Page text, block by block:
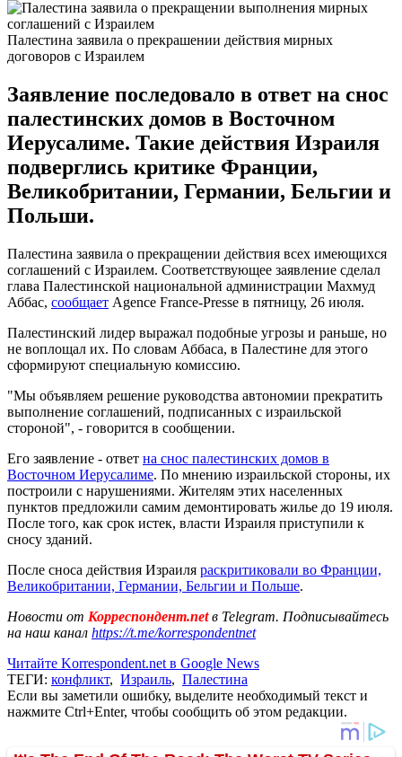
Палестина заявила о прекрашении действия мирных
договоров с Израилем
Заявление последовало в ответ на снос
палестинских домов в Восточном
Иерусалиме. Такие действия Израиля
подверглись критике Франции,
Великобритании, Германии, Бельгии и
Польши.
Палестина заявила о прекращении действия всех имеющихся
соглашений с Израилем. Соответствующее заявление сделал
глава Палестинской национальной администрации Махмуд
Аббас, сообщает Agence France-Presse в пятницу, 26 июля.
Палестинский лидер выражал подобные угрозы и раньше, но
не воплощал их. По словам Аббаса, в Палестине для этого
сформируют специальную комиссию.
"Мы объявляем решение руководства автономии прекратить
выполнение соглашений, подписанных с израильской
стороной", - говорится в сообщении.
Его заявление - ответ на снос палестинских домов в
Восточном Иерусалиме. По мнению израильской стороны, их
построили с нарушениями. Жителям этих населенных
пунктов предложили самим демонтировать жилье до 19 июля.
После того, как срок истек, власти Израиля приступили к
сносу зданий.
После сноса действия Израиля раскритиковали во Франции,
Великобритании, Германии, Бельгии и Польше.
Новости от Корреспондент.netв Telegram. Подписывайтесь
на наш канал https://t.me/korrespondentnet
Читайте Korrespondent.net в Google News
ТЕГИ: конфликт, Израиль, Палестина
Если вы заметили ошибку, выделите необходимый текст и
нажмите Ctrl+Enter, чтобы сообщить об этом редакции.